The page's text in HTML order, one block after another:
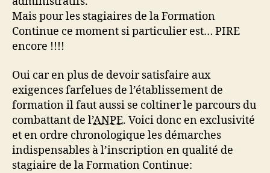
Mais pour les stagiaires de la Formation
Continue ce moment si particulier est… PIRE
encore !!!!
Oui car en plus de devoir satisfaire aux
exigences farfelues de l’établissement de
formation il faut aussi se coltiner le parcours du
combattant de l’ANPE. Voici donc en exclusivité
et en ordre chronologique les démarches
indispensables à l’inscription en qualité de
stagiaire de la Formation Continue: